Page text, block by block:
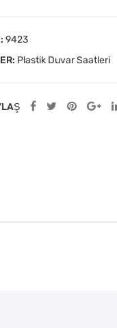
9423
Plastik Duvar Saatleri